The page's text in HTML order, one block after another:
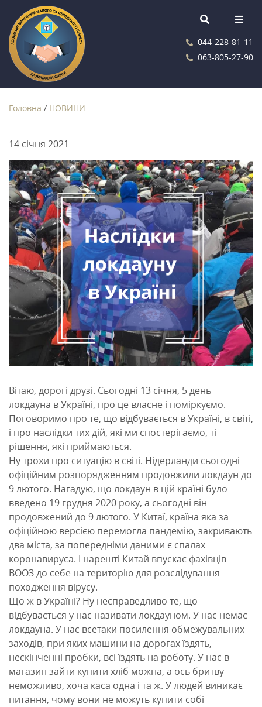
044-228-81-11
063-805-27-90
Головна / НОВИНИ
14 січня 2021
Вітаю, дорогі друзі. Сьогодні 13 січня, 5 день
локдауна в Україні, про це власне і поміркуємо.
Поговоримо про те, що відбувається в Україні, в світі,
і про наслідки тих дій, які ми спостерігаємо, ті
рішення, які приймаються.
Ну трохи про ситуацію в світі. Нідерланди сьогодні
офіційним розпорядженням продовжили локдаун до
9 лютого. Нагадую, що локдаун в цій країні було
введено 19 грудня 2020 року, а сьогодні він
продовжений до 9 лютого. У Китаї, країна яка за
офіційною версією перемогла пандемію, закривають
два міста, за попередніми даними є спалах
коронавируса. І нарешті Китай впускає фахівців
ВООЗ до себе на територію для розслідування
походження вірусу.
Що ж в Україні? Ну несправедливо те, що
відбувається у нас називати локдауном. У нас немає
локдауна. У нас всетаки посилення обмежувальних
заходів, при яких машини на дорогах їздять,
нескінченні пробки, всі їздять на роботу. У нас в
магазин зайти купити хліб можна, а ось бритву
неможливо, хоча каса одна і та ж. У людей виникає
питання, чому вони не можуть купити собі